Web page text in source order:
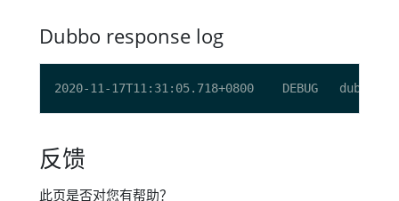
Dubbo response log
2020-11-17T11:31:05.718+0800    DEBUG
反馈
此页是否对您有帮助？